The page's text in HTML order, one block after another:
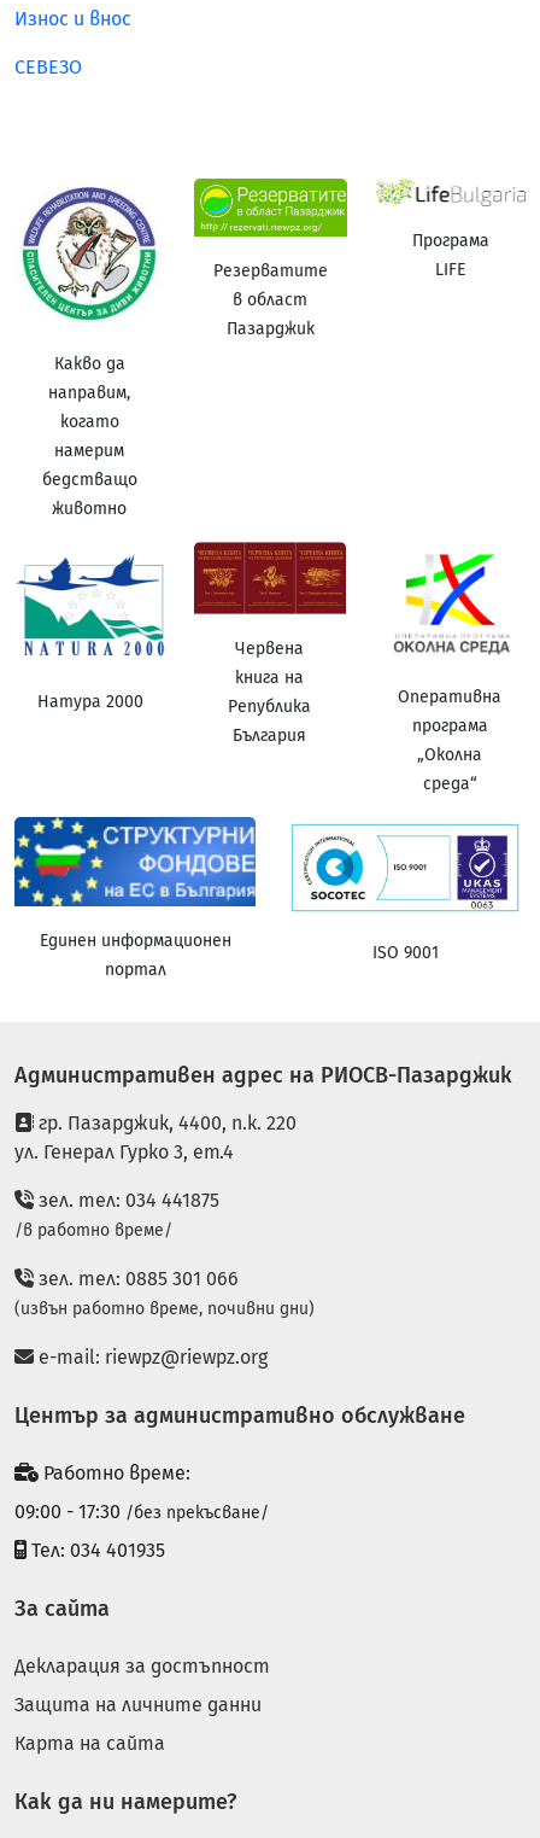
Износ и внос
СЕВЕЗО
Какво да
направим,
когато
намерим
бедстващо
животно
Резерватите
в област
Пазарджик
Програма
LIFE
Натура 2000
Червена
книга на
Република
България
Оперативна
програма
„Околна
среда“
Единен информационен
портал
ISO 9001
Административен адрес на РИОСВ-Пазарджик
гр. Пазарджик, 4400, п.к. 220
ул. Генерал Гурко 3, ет.4
зел. тел: 034 441875
/в работно време/
зел. тел: 0885 301 066
(извън работно време, почивни дни)
e-mail: riewpz@riewpz.org
Център за административно обслужване
Работно време:
09:00 - 17:30 /без прекъсване/
Тел: 034 401935
За сайта
Декларация за достъпност
Защита на личните данни
Карта на сайта
Как да ни намерите?